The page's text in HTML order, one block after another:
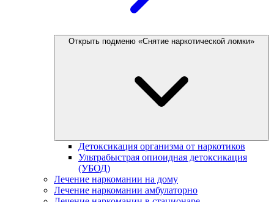
Открыть подменю «Снятие наркотической ломки»
Детоксикация организма от наркотиков
Ультрабыстрая опиоидная детоксикация
(УБОД)
Лечение наркомании на дому
Лечение наркомании амбулаторно